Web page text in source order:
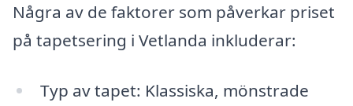
Några av de faktorer som påverkar priset
på tapetsering i Vetlanda inkluderar:
Typ av tapet: Klassiska, mönstrade